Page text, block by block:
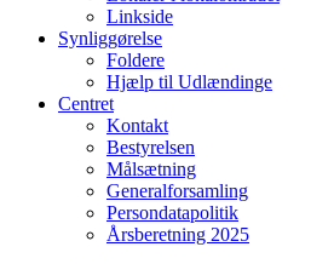
Linkside
Synliggørelse
Foldere
Hjælp til Udlændinge
Centret
Kontakt
Bestyrelsen
Målsætning
Generalforsamling
Persondatapolitik
Årsberetning 2025